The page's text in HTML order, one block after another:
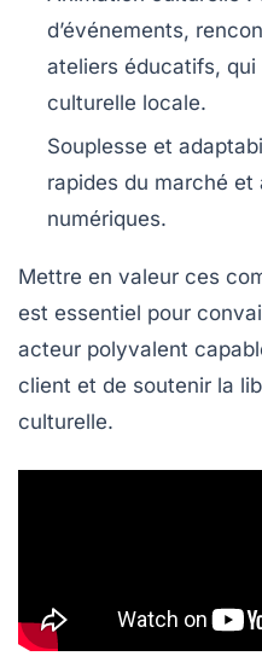
d’événements,
ateliers éducatifs,
culturelle locale.
Souplesse et
rapides du marché et
numériques.
Mettre en valeur ces
est essentiel pour
acteur polyvalent
client et de soutenir la
culturelle.